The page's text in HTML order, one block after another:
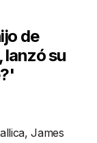
de
lanzó su
James